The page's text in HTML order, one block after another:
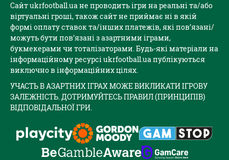
Сайт ukrfootball.ua не проводить ігри на реальні та/або
віртуальні гроші, також сайт не приймає ні в якій
формі оплату ставок та/інших платежів, які пов’язані/
можуть бути пов’язані з азартними іграми,
букмекерами чи тоталізаторами. Будь-які матеріали на
інформаційному ресурсі ukrfootball.ua публікуються
виключно в інформаційних цілях.
УЧАСТЬ В АЗАРТНИХ ІГРАХ МОЖЕ ВИКЛИКАТИ ІГРОВУ
ЗАЛЕЖНІСТЬ. ДОТРИМУЙТЕСЬ ПРАВИЛ (ПРИНЦИПІВ)
ВІДПОВІДАЛЬНОЇ ГРИ.